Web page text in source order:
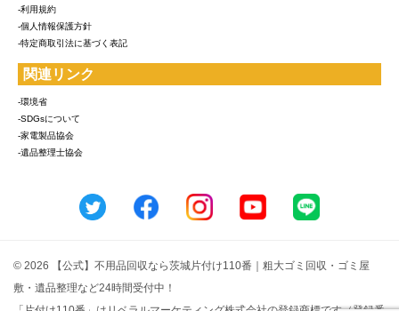
-利用規約
-個人情報保護方針
-特定商取引法に基づく表記
関連リンク
-環境省
-SDGsについて
-家電製品協会
-遺品整理士協会
© 2026 【公式】不用品回収なら茨城片付け110番｜粗大ゴミ回収・ゴミ屋
敷・遺品整理など24時間受付中！